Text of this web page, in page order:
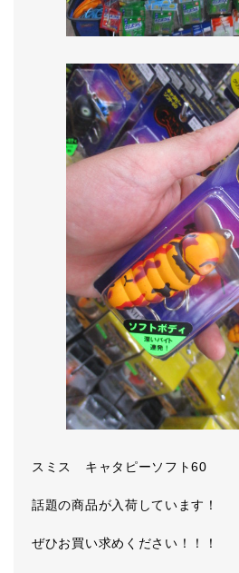
スミス キャタピーソフト60
話題の商品が入荷しています！
ぜひお買い求めください！！！